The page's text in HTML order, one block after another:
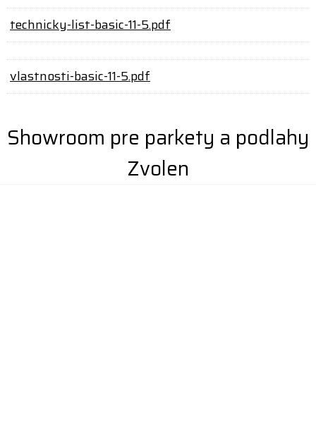
technicky-list-basic-11-5.pdf
vlastnosti-basic-11-5.pdf
Showroom pre parkety a podlahy
Zvolen